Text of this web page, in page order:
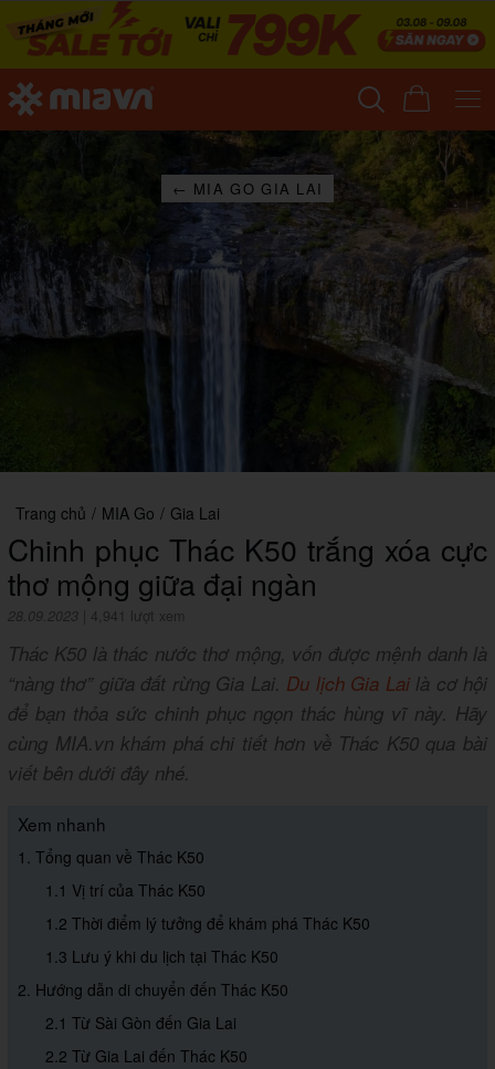
← MIA GO GIA LAI
Trang chủ / MIA Go / Gia Lai
Chinh phục Thác K50 trắng xóa cực
thơ mộng giữa đại ngàn
28.09.2023 4,941 lượt xem
Thác K50 là thác nước thơ mộng, vốn được mệnh danh là
“nàng thơ” giữa đất rừng Gia Lai. Du lịch Gia Lailà cơ hội
để bạn thỏa sức chinh phục ngọn thác hùng vĩ này. Hãy
cùng MIA.vn khám phá chi tiết hơn về Thác K50 qua bài
viết bên dưới đây nhé.
Xem nhanh
1. Tổng quan về Thác K50
1.1 Vị trí của Thác K50
1.2 Thời điểm lý tưởng để khám phá Thác K50
1.3 Lưu ý khi du lịch tại Thác K50
2. Hướng dẫn di chuyển đến Thác K50
2.1 Từ Sài Gòn đến Gia Lai
2.2 Từ Gia Lai đến Thác K50